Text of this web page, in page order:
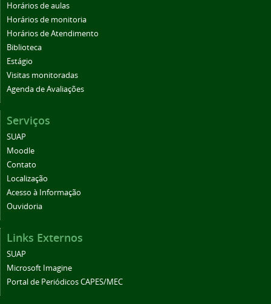
Horários de aulas
Horários de monitoria
Horários de Atendimento
Biblioteca
Estágio
Visitas monitoradas
Agenda de Avaliações
Serviços
SUAP
Moodle
Contato
Localização
Acesso à Informação
Ouvidoria
Links Externos
SUAP
Microsoft Imagine
Portal de Periódicos CAPES/MEC